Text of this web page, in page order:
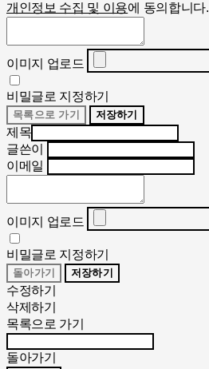
개인정보 수집 및 이용에 동의합니다.
이미지 업로드
비밀글로 지정하기
목록으로 가기 저장하기
제목
글쓴이
이메일
이미지 업로드
비밀글로 지정하기
돌아가기 저장하기
수정하기
삭제하기
목록으로 가기
돌아가기